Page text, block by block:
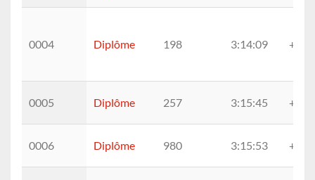
0004 Diplôme 198 3:14:09
0005 Diplôme 257 3:15:45
0006 Diplôme 980 3:15:53